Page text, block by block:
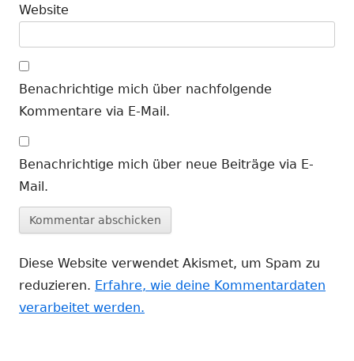
Website
Benachrichtige mich über nachfolgende
Kommentare via E-Mail.
Benachrichtige mich über neue Beiträge via E-
Mail.
Diese Website verwendet Akismet, um Spam zu
reduzieren. Erfahre, wie deine Kommentardaten
verarbeitet werden.